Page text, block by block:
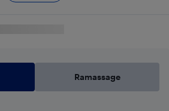
Ramassage